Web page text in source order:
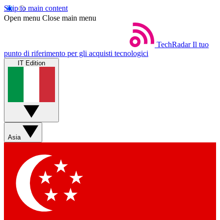
Skip to main content
Open menu Close main menu
TechRadar Il tuo
punto di riferimento per gli acquisti tecnologici
IT Edition
Asia